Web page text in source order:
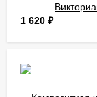
1 620 ₽